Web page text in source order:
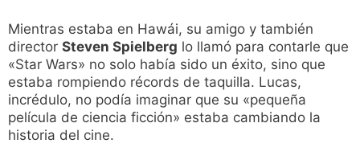
Mientras estaba en Hawái, su amigo y también
director Steven Spielberg lo llamó para contarle que
«Star Wars» no solo había sido un éxito, sino que
estaba rompiendo récords de taquilla. Lucas,
incrédulo, no podía imaginar que su «pequeña
película de ciencia ficción» estaba cambiando la
historia del cine.